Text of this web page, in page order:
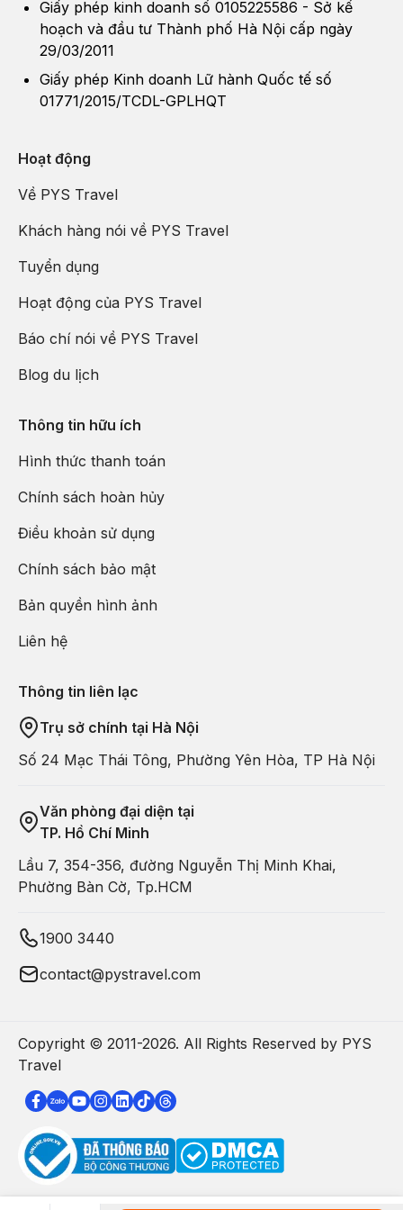
đại. Du lịch Tô Châu luôn thu hút du khách bởi vẻ đẹp độc
đáo và thăng hoa của đền chùa, khu phố cổ, cũng như cảnh
núi non.
Du lịch Tô Châu
Châu, sống ở Hàng Châu, ăn ở Quảng Châu, chết ở Liễu
Châu”. Tương truyền rằng Tô Châu là nơi sinh ra nhiều mỹ
nuôi dưỡng ở vùng đất thần tiên, hội tụ tất cả tinh hoa của đất
trời nên mới có được nhan sắc tuyệt mỹ đến thế.
một thành phố lịch sử lâu đời với hơn 2000 năm hình thành,
từng là kinh đô của nhiều triều đại, đặc biệt là nhà Ngô Việt và
đây nổi bật với sự hòa quyện giữa núi, sông, hồ, cầu, chùa và
tháp. Sự quyến rũ của Hàng Châu không chỉ đến từ vẻ đẹp tự
vị khó quên.
Nghỉ đêm tại khách sạn ở Thượng Hải.
Giấy phép kinh doanh số 0105225586 - Sở kế
hoạch và đầu tư Thành phố Hà Nội cấp ngày
29/03/2011
Giấy phép Kinh doanh Lữ hành Quốc tế số
01771/2015/TCDL-GPLHQT
Hoạt động
Về PYS Travel
Khách hàng nói về PYS Travel
Tuyển dụng
Hoạt động của PYS Travel
Báo chí nói về PYS Travel
Blog du lịch
Thông tin hữu ích
Hình thức thanh toán
Chính sách hoàn hủy
Điều khoản sử dụng
Chính sách bảo mật
Bản quyền hình ảnh
Liên hệ
Thông tin liên lạc
Trụ sở chính tại Hà Nội
Số 24 Mạc Thái Tông, Phường Yên Hòa, TP Hà Nội
Văn phòng đại diện tại
TP. Hồ Chí Minh
Lầu 7, 354-356, đường Nguyễn Thị Minh Khai,
Phường Bàn Cờ, Tp.HCM
1900 3440
contact@pystravel.com
Copyright © 2011-2026. All Rights Reserved by PYS
Travel